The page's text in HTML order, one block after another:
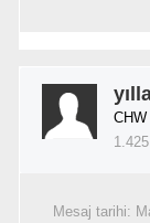
CHW
Mesaj tarihi: